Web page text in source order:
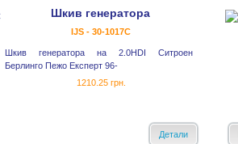
Шкив генератора
IJS - 30-1017С
Шкив генератора на 2.0HDI Ситроен
Берлинго Пежо Експерт 96-
1210.25 грн.
Детали